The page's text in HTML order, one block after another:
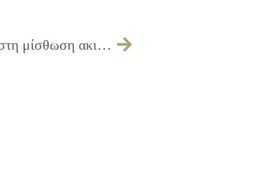
170/2025 – έγκριση πρακτικού δημοπρασίας που αφορά στη μίσθωση ακινήτου με σκοπό τη στέγαση του Γ΄ Κ.Α.Π.Η. Δήμου Ιλίου